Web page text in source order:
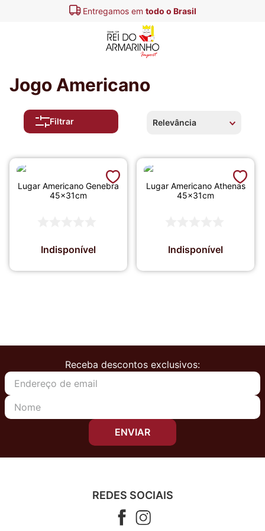
Entregamos em todo o Brasil
Jogo Americano
Filtrar Relevância
Lugar Americano Genebra
45x31cm
Indisponível
Lugar Americano Athenas
45x31cm
Indisponível
Receba descontos exclusivos:
ENVIAR
REDES SOCIAIS